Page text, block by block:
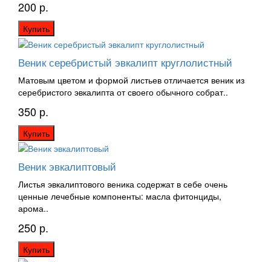
200 р.
Купить
Веник серебристый эвкалипт круглолистный
Матовым цветом и формой листьев отличается веник из
серебристого эвкалипта от своего обычного собрат..
350 р.
Купить
Веник эвкалиптовый
Листья эвкалиптового веника содержат в себе очень
ценные лечебные компоненты: масла фитонциды,
арома..
250 р.
Купить